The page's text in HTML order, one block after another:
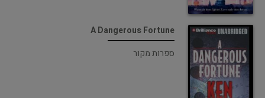
A Dangerous Fortune
ספרות מקור